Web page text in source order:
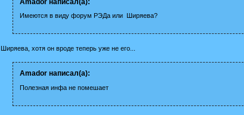
Amador написал(а):
Имеются в виду форум РЭДа или Ширяева?
Ширяева, хотя он вроде теперь уже не его...
Amador написал(а):
Полезная инфа не помешает